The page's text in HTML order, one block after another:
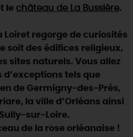
DEMAIN
WEEK-END
SEMAINE
le château de La Bussière.
Loiret regorge de curiosités
soit des édifices religieux,
sites naturels. Vous allez
tels que
de Germigny-des-Prés,
la ville d’Orléans ainsi
sur-Loire.
de la rose orléanaise !